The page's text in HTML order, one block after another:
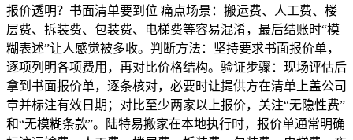
报价透明？书面清单要到位 痛点场景：搬运费、人工费、楼
层费、拆装费、包装费、电梯费等容易混淆，最后结账时“模
糊表述”让人感觉被多收。判断方法：坚持要求书面报价单，
逐项列明各项费用，再对比价格结构。验证步骤：现场评估后
拿到书面报价单，逐条核对，必要时让提供方在清单上盖公司
章并标注有效日期；对比至少两家以上报价，关注“无隐性费”
和“无模糊条款”。陆特易搬家在本地执行时，报价单通常明确